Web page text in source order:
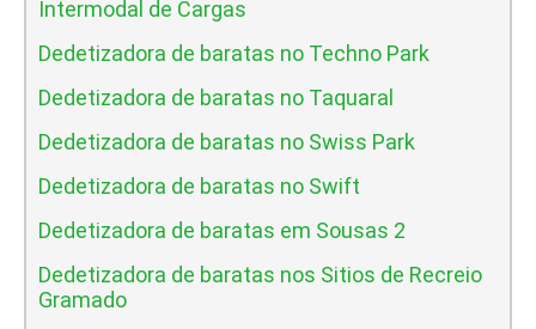
Intermodal de Cargas
Dedetizadora de baratas no Techno Park
Dedetizadora de baratas no Taquaral
Dedetizadora de baratas no Swiss Park
Dedetizadora de baratas no Swift
Dedetizadora de baratas em Sousas 2
Dedetizadora de baratas nos Sitios de Recreio
Gramado